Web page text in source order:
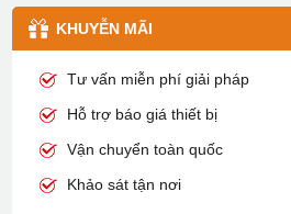
KHUYỄN MÃI
Tư vấn miễn phí giải pháp
Hỗ trợ báo giá thiết bị
Vận chuyển toàn quốc
Khảo sát tận nơi